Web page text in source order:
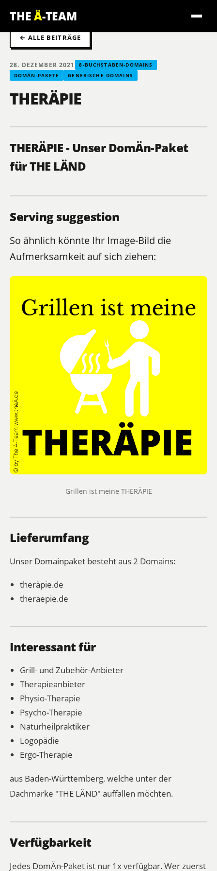
THEÄ-TEAM
← ALLE BEITRÄGE
28. DEZEMBER 2021
8-BUCHSTABEN-DOMAINS
DOMÄN-PAKETE
GENERISCHE DOMAINS
THERÄPIE
THERÄPIE - Unser DomÄn-Paket
für THE LÄND
Serving suggestion
So ähnlich könnte Ihr Image-Bild die
Aufmerksamkeit auf sich ziehen:
Grillen ist meine THERÄPIE
Lieferumfang
Unser Domainpaket besteht aus 2 Domains:
theräpie.de
theraepie.de
Interessant für
Grill- und Zubehör-Anbieter
Therapieanbieter
Physio-Therapie
Psycho-Therapie
Naturheilpraktiker
Logopädie
Ergo-Therapie
aus Baden-Württemberg, welche unter der
Dachmarke "THE LÄND" auffallen möchten.
Verfügbarkeit
Jedes DomÄn-Paket ist nur 1x verfügbar. Wer zuerst